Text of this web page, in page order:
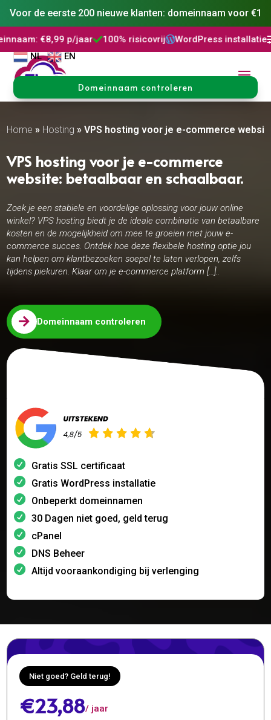
Voor de eerste 200 nieuwe klanten: domeinnaam voor €1
p/jaar100% risicovrijWordPress installatieDNS Beheer
NL EN
Domeinnaam controleren
Home » Hosting »VPS hosting voor je e-commerce
VPS hosting voor je e-commerce
website: betaalbaar en schaalbaar.​
Zoek je een stabiele en voordelige oplossing voor jouw online
winkel? VPS hosting biedt je de ideale combinatie van betaalbare
kosten en de mogelijkheid om mee te groeien met jouw e-
commerce succes. Ontdek hoe deze flexibele hosting optie jou
kan helpen om klantbezoeken soepel te laten verlopen, zelfs
tijdens piekuren. Klaar om je e-commerce platform […]..
 Domeinnaam controleren
Gratis SSL certificaat
Gratis WordPress installatie
Onbeperkt domeinnamen
30 Dagen niet goed, geld terug
cPanel
DNS Beheer
Altijd vooraankondiging bij verlenging
Niet goed? Geld terug!
€23,88/ jaar